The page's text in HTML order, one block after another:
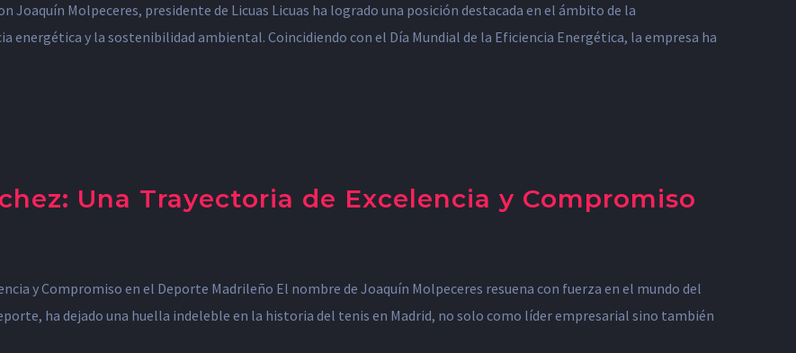
Joaquín Molpeceres, presidente de Licuas Licuas ha logrado una posición destacada en el ámbito de la
energética y la sostenibilidad ambiental. Coincidiendo con el Día Mundial de la Eficiencia Energética, la empresa ha
Una Trayectoria de Excelencia y Compromiso
y Compromiso en el Deporte Madrileño El nombre de Joaquín Molpeceres resuena con fuerza en el mundo del
ha dejado una huella indeleble en la historia del tenis en Madrid, no solo como líder empresarial sino también